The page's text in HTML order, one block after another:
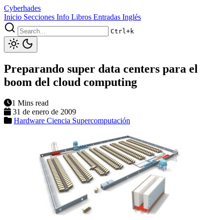
Cyberhades
Inicio Secciones Info Libros Entradas Inglés
Ctrl+k
Preparando super data centers para el
boom del cloud computing
1 Mins read
31 de enero de 2009
Hardware Ciencia Supercomputación